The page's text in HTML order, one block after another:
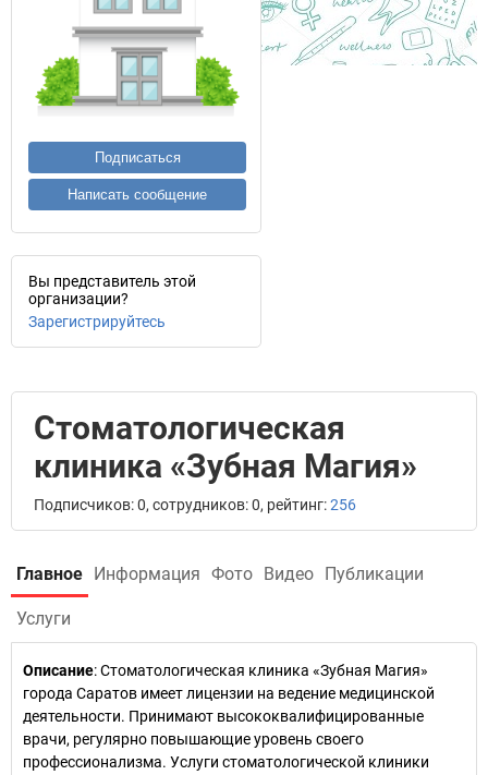
Подписаться
Написать сообщение
Вы представитель этой
организации?
Зарегистрируйтесь
Стоматологическая
клиника «Зубная Магия»
Подписчиков: 0, сотрудников: 0, рейтинг:256
Главное Информация Фото Видео Публикации
Услуги
Описание: Стоматологическая клиника «Зубная Магия»
города Саратов имеет лицензии на ведение медицинской
деятельности. Принимают высококвалифицированные
врачи, регулярно повышающие уровень своего
профессионализма. Услуги стоматологической клиники